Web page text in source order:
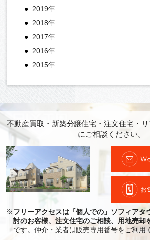
2019年
2018年
2017年
2016年
2015年
不動産買取・新築分譲住宅・注文住宅・
にご相談ください。
※フリーアクセスは「個人での」ソフィアタ
討のお客様、注文住宅のご相談、用地売却
です。仲介・業者は販売専用番号をご利用